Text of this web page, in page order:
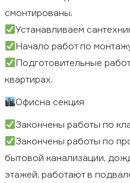
смонтированы.
Устанавливаем
Начало работ по
Подготовительные
квартирах.
Офисна секция
Закончены работы по
Закончены работы по
бытовой канализации,
этажей, работают в